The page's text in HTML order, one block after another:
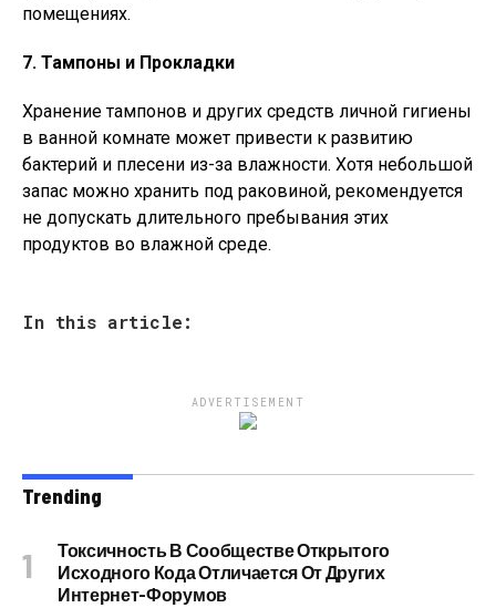
помещениях.
7. Тампоны и Прокладки
Хранение тампонов и других средств личной гигиены
в ванной комнате может привести к развитию
бактерий и плесени из-за влажности. Хотя небольшой
запас можно хранить под раковиной, рекомендуется
не допускать длительного пребывания этих
продуктов во влажной среде.
In this article:
ADVERTISEMENT
Trending
Токсичность В Сообществе Открытого
Исходного Кода Отличается От Других
Интернет-Форумов